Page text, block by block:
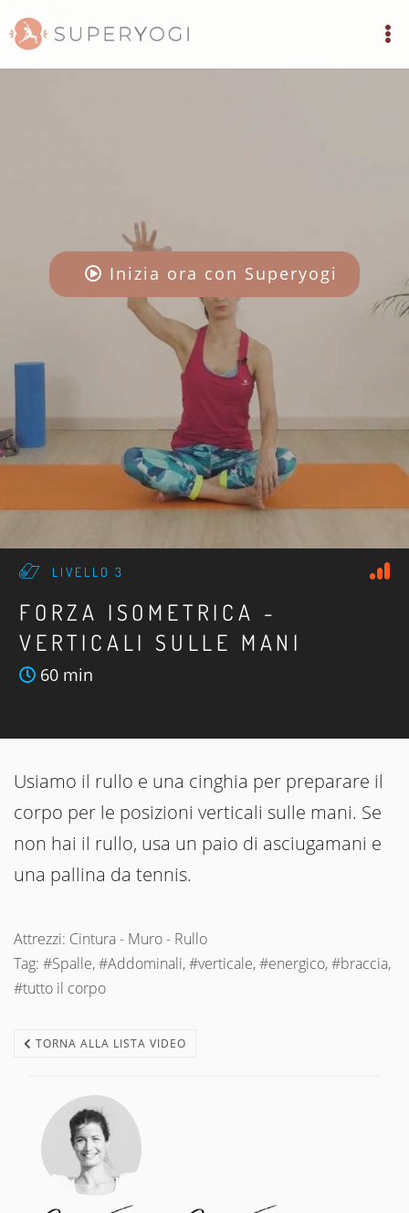
Inizia ora con Superyogi
LIVELLO 3
FORZA ISOMETRICA -
VERTICALI SULLE MANI
60 min
Usiamo il rullo e una cinghia per preparare il
corpo per le posizioni verticali sulle mani. Se
non hai il rullo, usa un paio di asciugamani e
una pallina da tennis.
Attrezzi: Cintura - Muro - Rullo
Tag: #Spalle, #Addominali, #verticale, #energico, #braccia,
#tutto il corpo
TORNA ALLA LISTA VIDEO